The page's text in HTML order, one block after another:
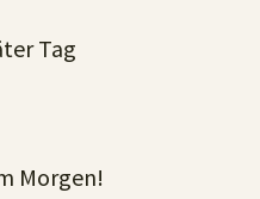
Tag
Morgen!